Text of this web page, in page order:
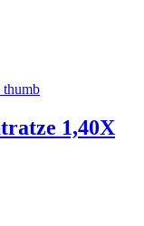
1,40X